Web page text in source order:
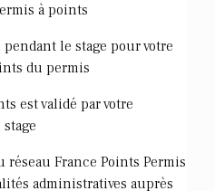
à points
le stage pour votre
du permis
est validé par votre
réseau France Points Permis
administratives auprès